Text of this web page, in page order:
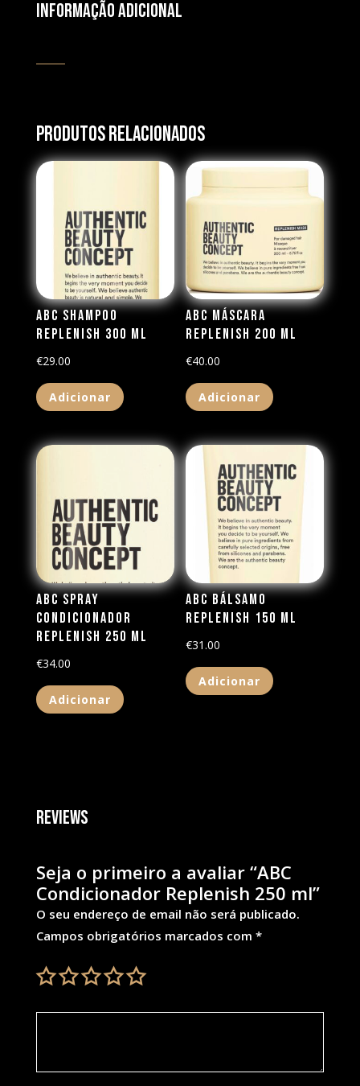
Informação adicional
Produtos Relacionados
ABC Shampoo
Replenish 300 ml
€29.00
Adicionar
ABC Máscara
Replenish 200 ml
€40.00
Adicionar
ABC Spray
Condicionador
Replenish 250 ml
€34.00
Adicionar
ABC Bálsamo
Replenish 150 ml
€31.00
Adicionar
Reviews
Seja o primeiro a avaliar “ABC
Condicionador Replenish 250 ml”
O seu endereço de email não será publicado.
Campos obrigatórios marcados com *